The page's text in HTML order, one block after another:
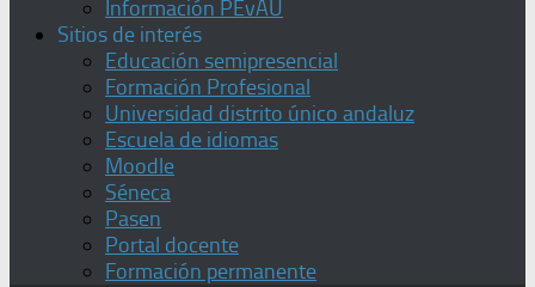
Información PEvAU
Sitios de interés
Educación semipresencial
Formación Profesional
Universidad distrito único andaluz
Escuela de idiomas
Moodle
Séneca
Pasen
Portal docente
Formación permanente